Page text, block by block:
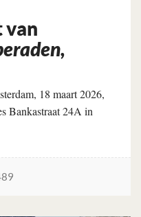
van
18 maart 2026,
Bankastraat 24A in